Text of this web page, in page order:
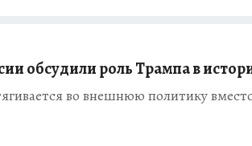
обсудили роль Трампа в
во внешнюю политику